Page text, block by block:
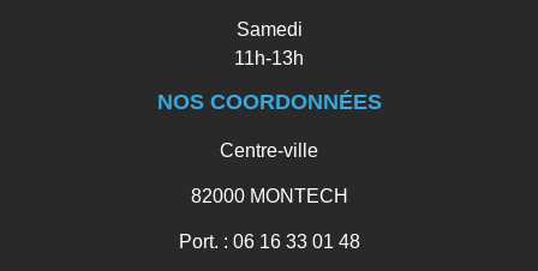
Samedi
11h-13h
NOS COORDONNÉES
Centre-ville
82000 MONTECH
Port. : 06 16 33 01 48